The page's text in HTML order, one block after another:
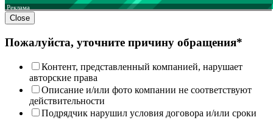
Реклама
Close
Пожалуйста, уточните причину обращения*
Контент, представленный компанией, нарушает
авторские права
Описание и/или фото компании не соответствуют
действительности
Подрядчик нарушил условия договора и/или сроки